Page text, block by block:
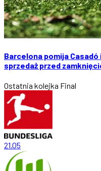
Barcelona pomija
sprzedaż przed
Ostatnia kolejka Final
21.05